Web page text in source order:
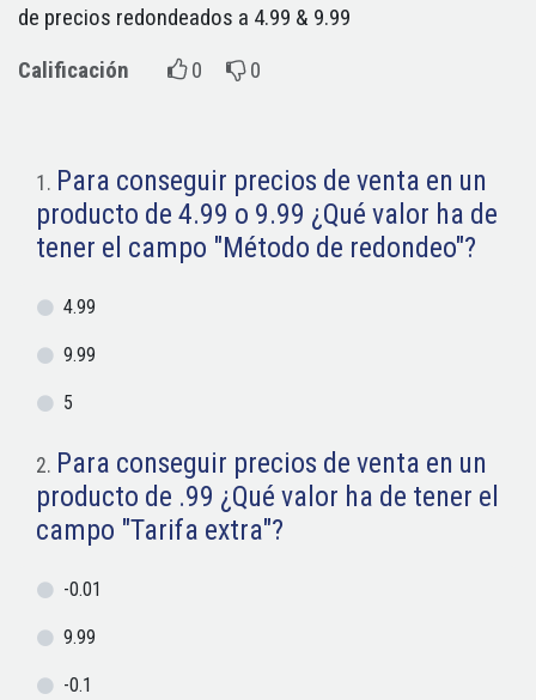
de precios redondeados a 4.99 & 9.99
Calificación
0 0
1 . Para conseguir precios de venta en un
producto de 4.99 o 9.99 ¿Qué valor ha de
tener el campo "Método de redondeo"?
4.99
9.99
5
2. Para conseguir precios de venta en un
producto de .99 ¿Qué valor ha de tener el
campo "Tarifa extra"?
-0.01
9.99
-0.1